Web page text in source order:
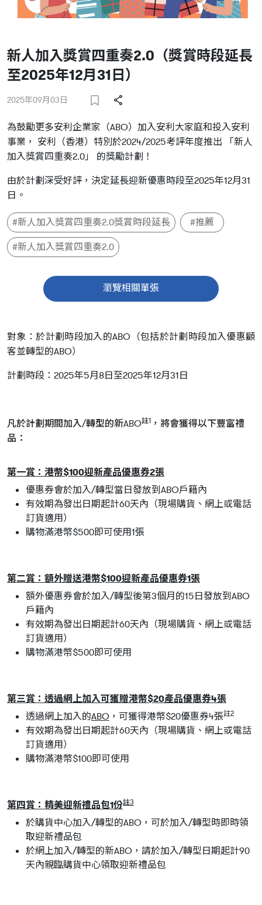
新人加入獎賞四重奏2.0（獎賞時段延長
至2025年12月31日）
2025年09月03日
為鼓勵更多安利企業家（ABO）加入安利大家庭和投入安利
事業， 安利（香港）特別於2024/2025考評年度推出 「新人
加入獎賞四重奏2.0」 的獎勵計劃！
由於計劃深受好評，決定延長迎新優惠時段至2025年12月31
日。
#新人加入獎賞四重奏2.0獎賞時段延長
#推薦
#新人加入獎賞四重奏2.0
瀏覽相關單張
對象：於計劃時段加入的ABO（包括於計劃時段加入優惠顧
客並轉型的ABO）
計劃時段：2025年5月8日至2025年12月31日
凡於計劃期間加入/轉型的新ABO註1 ，將會獲得以下豐富禮
品：
第一賞：港幣$100迎新產品優惠券2張
優惠券會於加入/轉型當日發放到ABO戶籍內
有效期為發出日期起計60天內（現場購貨、網上或電話
訂貨適用）
購物滿港幣$500即可使用1張
第二賞：額外贈送港幣$100迎新產品優惠券1張
額外優惠券會於加入/轉型後第3個月的15日發放到ABO
戶籍內
有效期為發出日期起計60天內（現場購貨、網上或電話
訂貨適用）
購物滿港幣$500即可使用
第三賞：透過網上加入可獲贈港幣$20產品優惠券4張
透過網上加入的ABO ，可獲得港幣$20優惠券4張註2
有效期為發出日期起計60天內（現場購貨、網上或電話
訂貨適用）
購物滿港幣$100即可使用
第四賞：精美迎新禮品包1份註3
於購貨中心加入/轉型的ABO，可於加入/轉型時即時領
取迎新禮品包
於網上加入/轉型的新ABO，請於加入/轉型日期起計90
天內親臨購貨中心領取迎新禮品包